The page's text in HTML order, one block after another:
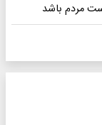
مردم باشد